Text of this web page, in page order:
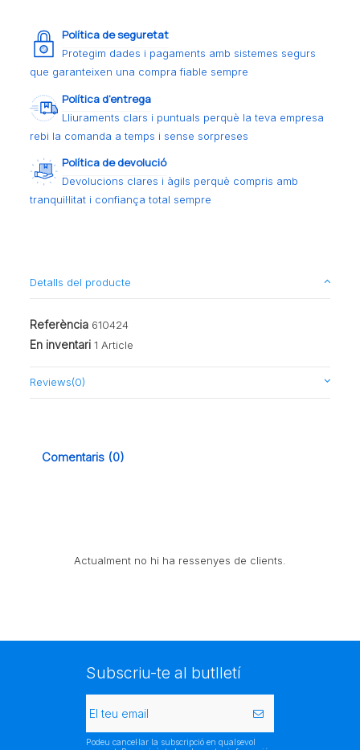
Política de seguretat
Protegim dades i pagaments amb sistemes segurs
que garanteixen una compra fiable sempre
Política d’entrega
Lliuraments clars i puntuals perquè la teva empresa
rebi la comanda a temps i sense sorpreses
Política de devolució
Devolucions clares i àgils perquè compris amb
tranquil·litat i confiança total sempre
Detalls del producte
Referència 610424
En inventari 1 Article
Reviews(0)
Comentaris (0)
Actualment no hi ha ressenyes de clients.
Subscriu-te al butlletí
Podeu cancel·lar la subscripció en qualsevol